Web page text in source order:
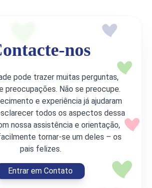
nos
pode trazer muitas perguntas,
preocupações. Não se preocupe.
e experiência já ajudaram
todos os aspectos dessa
nossa assistência e orientação,
tornar-se um deles – os
pais felizes.
Entrar em Contato